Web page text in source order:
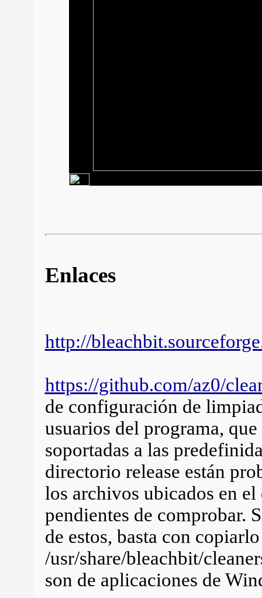
Enlaces
http://
https://github.com/az0/
de configuración de
usuarios del programa,
soportadas a las
directorio release están
los archivos ubicados en
pendientes de comprobar.
de estos, basta con
/usr/share/bleachbit/
son de aplicaciones de